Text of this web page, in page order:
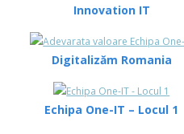
Innovation IT
Digitalizăm Romania
Echipa One-IT – Locul 1